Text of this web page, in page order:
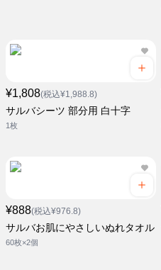
¥1,808(税込¥1,988.8)
サルバシーツ 部分用 白十字
1枚
¥888(税込¥976.8)
サルバお肌にやさしいぬれタオル
60枚×2個